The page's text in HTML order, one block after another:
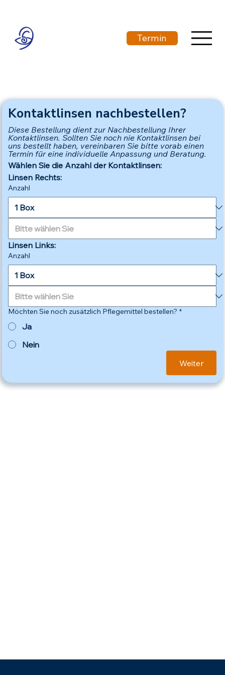
Termin
Kontaktlinsen nachbestellen?
Diese Bestellung dient zur Nachbestellung Ihrer
Kontaktlinsen. Sollten Sie noch nie Kontaktlinsen bei
uns bestellt haben, vereinbaren Sie bitte vorab einen
Termin für eine individuelle Anpassung und Beratung.
Wählen Sie die Anzahl der Kontaktlinsen:
Linsen Rechts:
Anzahl
Linsen Links:
Anzahl
Möchten Sie noch zusätzlich Pflegemittel bestellen? *
Ja
Nein
Weiter